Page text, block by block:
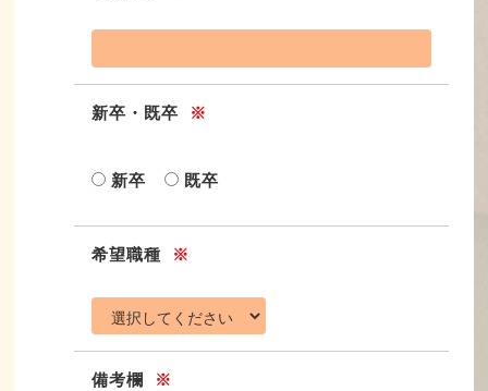
新卒・既卒 ※
新卒 既卒
希望職種 ※
備考欄 ※